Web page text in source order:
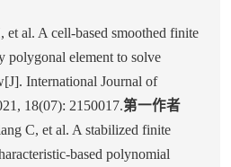
et al. A cell-based smoothed finite
polygonal element to solve
International Journal of
18(07): 2150017.第一作者
C, et al. A stabilized finite
polynomial